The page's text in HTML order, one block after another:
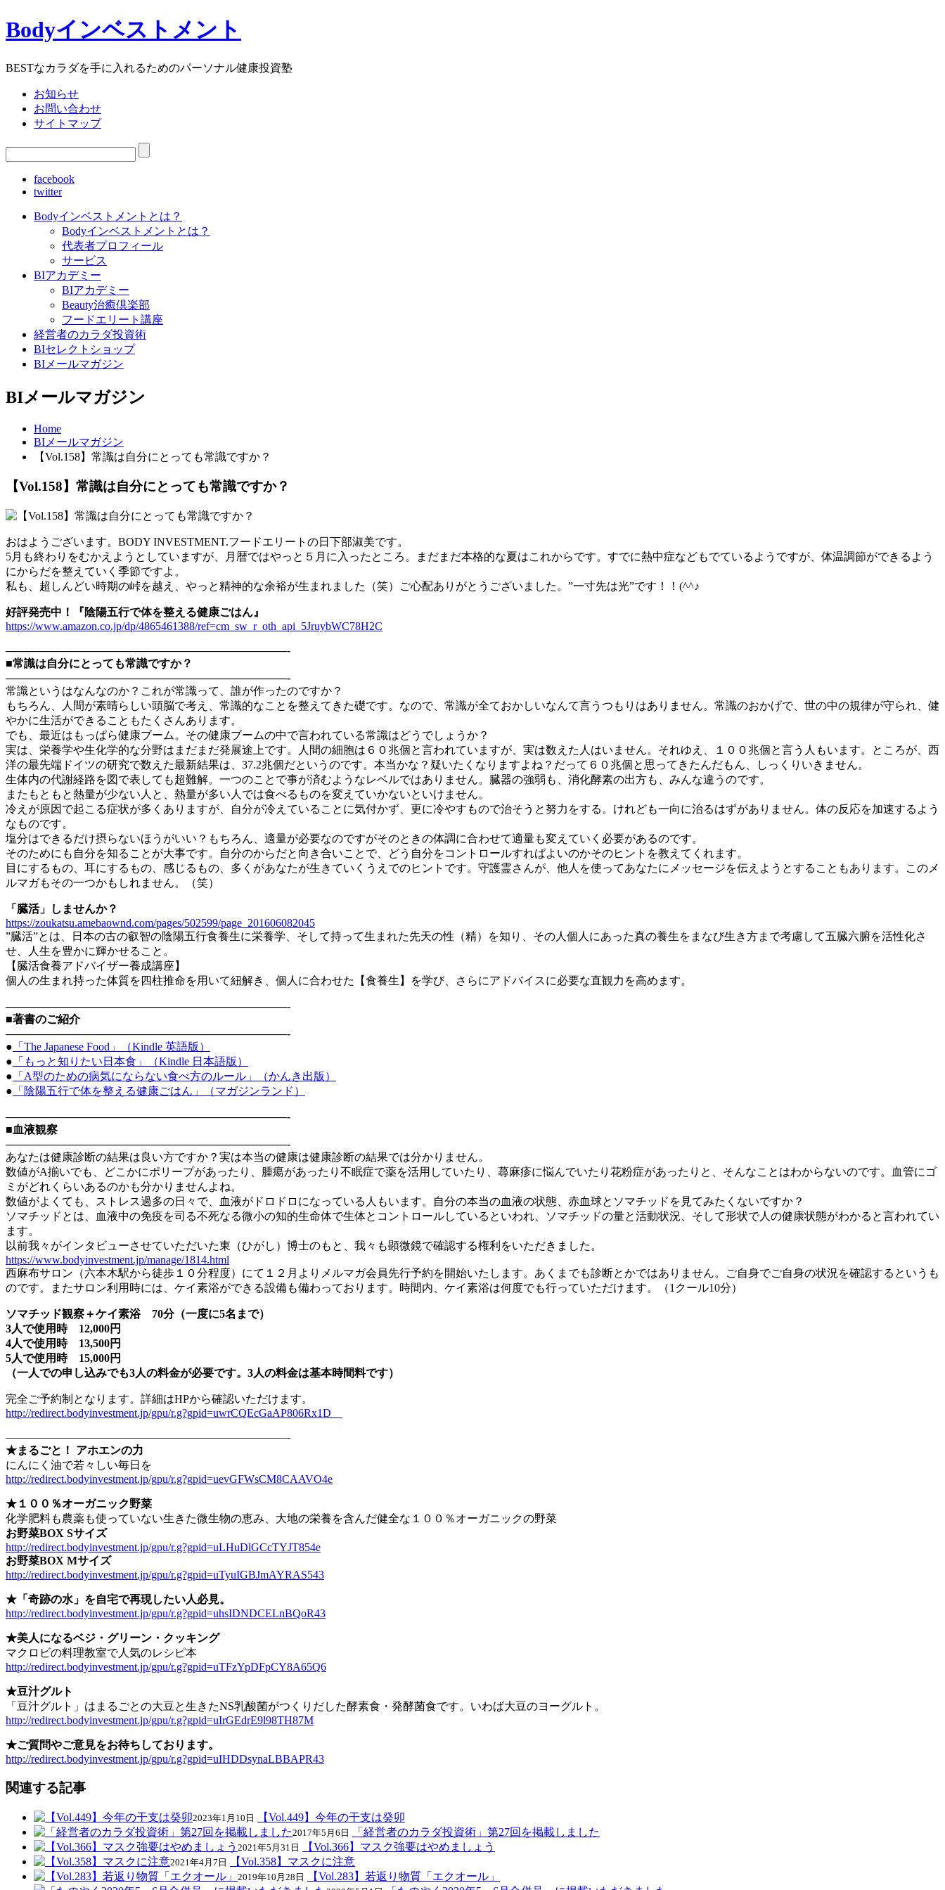
Bodyインベストメント
BESTなカラダを手に入れるためのパーソナル健康投資塾
お知らせ
お問い合わせ
サイトマップ
facebook
twitter
Bodyインベストメントとは？
Bodyインベストメントとは？
代表者プロフィール
サービス
BIアカデミー
BIアカデミー
Beauty治癒倶楽部
フードエリート講座
経営者のカラダ投資術
BIセレクトショップ
BIメールマガジン
BIメールマガジン
Home
BIメールマガジン
【Vol.158】常識は自分にとっても常識ですか？
【Vol.158】常識は自分にとっても常識ですか？
おはようございます。BODY INVESTMENT.フードエリートの日下部淑美です。
5月も終わりをむかえようとしていますが、月暦ではやっと５月に入ったところ。まだまだ本格的な夏はこれからです。すでに熱中症などもでているようですが、体温調節ができるよう
にからだを整えていく季節ですよ。
私も、超しんどい時期の峠を越え、やっと精神的な余裕が生まれました（笑）ご心配ありがとうございました。”一寸先は光”です！！(^^♪
好評発売中！『陰陽五行で体を整える健康ごはん』
https://www.amazon.co.jp/dp/4865461388/ref=cm_sw_r_oth_api_5JruybWC78H2C
—————————————————————————-
■常識は自分にとっても常識ですか？
—————————————————————————-
常識というはなんなのか？これが常識って、誰が作ったのですか？
もちろん、人間が素晴らしい頭脳で考え、常識的なことを整えてきた礎です。なので、常識が全ておかしいなんて言うつもりはありません。常識のおかげで、世の中の規律が守られ、健
やかに生活ができることもたくさんあります。
でも、最近はもっぱら健康ブーム。その健康ブームの中で言われている常識はどうでしょうか？
実は、栄養学や生化学的な分野はまだまだ発展途上です。人間の細胞は６０兆個と言われていますが、実は数えた人はいません。それゆえ、１００兆個と言う人もいます。ところが、西
洋の最先端ドイツの研究で数えた最新結果は、37.2兆個だというのです。本当かな？疑いたくなりますよね？だって６０兆個と思ってきたんだもん、しっくりいきません。
生体内の代謝経路を図で表しても超難解。一つのことで事が済むようなレベルではありません。臓器の強弱も、消化酵素の出方も、みんな違うのです。
またもともと熱量が少ない人と、熱量が多い人では食べるものを変えていかないといけません。
冷えが原因で起こる症状が多くありますが、自分が冷えていることに気付かず、更に冷やすもので治そうと努力をする。けれども一向に治るはずがありません。体の反応を加速するよう
なものです。
塩分はできるだけ摂らないほうがいい？もちろん、適量が必要なのですがそのときの体調に合わせて適量も変えていく必要があるのです。
そのためにも自分を知ることが大事です。自分のからだと向き合いことで、どう自分をコントロールすればよいのかそのヒントを教えてくれます。
目にするもの、耳にするもの、感じるもの、多くがあなたが生きていくうえでのヒントです。守護霊さんが、他人を使ってあなたにメッセージを伝えようとすることもあります。このメ
ルマガもその一つかもしれません。（笑）
「臓活」しませんか？
https://zoukatsu.amebaownd.com/pages/502599/page_201606082045
”臓活”とは、日本の古の叡智の陰陽五行食養生に栄養学、そして持って生まれた先天の性（精）を知り、その人個人にあった真の養生をまなび生き方まで考慮して五臓六腑を活性化さ
せ、人生を豊かに輝かせること。
【臓活食養アドバイザー養成講座】
個人の生まれ持った体質を四柱推命を用いて紐解き、個人に合わせた【食養生】を学び、さらにアドバイスに必要な直観力を高めます。
—————————————————————————-
■著書のご紹介
—————————————————————————-
● 「The Japanese Food」（Kindle 英語版）
● 「もっと知りたい日本食」（Kindle 日本語版）
● 「A型のための病気にならない食べ方のルール」（かんき出版）
● 「陰陽五行で体を整える健康ごはん」（マガジンランド）
—————————————————————————-
■血液観察
—————————————————————————-
あなたは健康診断の結果は良い方ですか？実は本当の健康は健康診断の結果では分かりません。
数値がA揃いでも、どこかにポリープがあったり、腫瘍があったり不眠症で薬を活用していたり、蕁麻疹に悩んでいたり花粉症があったりと、そんなことはわからないのです。血管にゴ
ミがどれくらいあるのかも分かりませんよね。
数値がよくても、ストレス過多の日々で、血液がドロドロになっている人もいます。自分の本当の血液の状態、赤血球とソマチッドを見てみたくないですか？
ソマチッドとは、血液中の免疫を司る不死なる微小の知的生命体で生体とコントロールしているといわれ、ソマチッドの量と活動状況、そして形状で人の健康状態がわかると言われてい
ます。
以前我々がインタビューさせていただいた東（ひがし）博士のもと、我々も顕微鏡で確認する権利をいただきました。
https://www.bodyinvestment.jp/manage/1814.html
西麻布サロン（六本木駅から徒歩１０分程度）にて１２月よりメルマガ会員先行予約を開始いたします。あくまでも診断とかではありません。ご自身でご自身の状況を確認するというも
のです。またサロン利用時には、ケイ素浴ができる設備も備わっております。時間内、ケイ素浴は何度でも行っていただけます。（1クール10分）
ソマチッド観察＋ケイ素浴 70分（一度に5名まで）
3人で使用時 12,000円
4人で使用時 13,500円
5人で使用時 15,000円
（一人での申し込みでも3人の料金が必要です。3人の料金は基本時間料です）
完全ご予約制となります。詳細はHPから確認いただけます。
http://redirect.bodyinvestment.jp/gpu/r.g?gpid=uwrCQEcGaAP806Rx1D
—————————————————————————-
★まるごと！ アホエンの力
にんにく油で若々しい毎日を
http://redirect.bodyinvestment.jp/gpu/r.g?gpid=uevGFWsCM8CAAVO4e
★１００％オーガニック野菜
化学肥料も農薬も使っていない生きた微生物の恵み、大地の栄養を含んだ健全な１００％オーガニックの野菜
お野菜BOX Sサイズ
http://redirect.bodyinvestment.jp/gpu/r.g?gpid=uLHuDlGCcTYJT854e
お野菜BOX Mサイズ
http://redirect.bodyinvestment.jp/gpu/r.g?gpid=uTyuIGBJmAYRAS543
★「奇跡の水」を自宅で再現したい人必見。
http://redirect.bodyinvestment.jp/gpu/r.g?gpid=uhsIDNDCELnBQoR43
★美人になるベジ・グリーン・クッキング
マクロビの料理教室で人気のレシピ本
http://redirect.bodyinvestment.jp/gpu/r.g?gpid=uTFzYpDFpCY8A65Q6
★豆汁グルト
「豆汁グルト」はまるごとの大豆と生きたNS乳酸菌がつくりだした酵素食・発酵菌食です。いわば大豆のヨーグルト。
http://redirect.bodyinvestment.jp/gpu/r.g?gpid=uIrGEdrE9l98TH87M
★ご質問やご意見をお待ちしております。
http://redirect.bodyinvestment.jp/gpu/r.g?gpid=uIHDDsynaLBBAPR43
関連する記事
2023年1月10日 【Vol.449】今年の干支は癸卯
2017年5月6日 「経営者のカラダ投資術」第27回を掲載しました
2021年5月31日 【Vol.366】マスク強要はやめましょう
2021年4月7日 【Vol.358】マスクに注意
2019年10月28日 【Vol.283】若返り物質「エクオール」